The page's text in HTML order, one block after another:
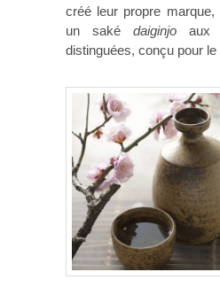
créé leur propre marque,
un saké daiginjo aux
distinguées, conçu pour